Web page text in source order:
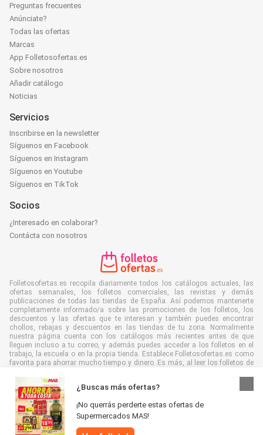
¿Buscas más ofertas?
¡No querrás perderte estas ofertas de
Supermercados MAS!
Preguntas frecuentes
Anúnciate?
Todas las ofertas
Marcas
App Folletosofertas.es
Sobre nosotros
Añadir catálogo
Noticias
Servicios
Inscribirse en la newsletter
Síguenos en Facebook
Síguenos en Instagram
Síguenos en Youtube
Síguenos en TikTok
Socios
¿Interesado en colaborar?
Contácta con nosotros
Folletosofertas.es recopila diariamente todos los catálogos actuales, las
ofertas semanales, los folletos comerciales, las revistas y demás
publicaciones de todas las tiendas de España. Así podemos mantenerte
completamente informado/a sobre las promociones de los folletos, los
descuentos y las ofertas que te interesan y también puedes encontrar
chollos, rebajas y descuentos en las tiendas de tu zona. Normalmente
nuestra página cuenta con los catálogos más recientes antes de que
lleguen incluso a tu correo, y además puedes acceder a los folletos en el
trabajo, la escuela o en la propia tienda. Establece Folletosofertas.es como
favorita para ahorrar mucho tiempo y dinero. Es más, al leer los folletos de
ayudar al medioambiente.